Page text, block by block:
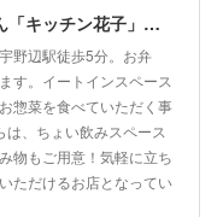
茨木市のお弁当やさん「キッチン花子」ちょい飲みスペース「サウス」
野辺駅徒歩5分。お弁
す。イートインスペース
惣菜を食べていただく事
、ちょい飲みスペース
物もご用意！気軽に立ち
ただけるお店となってい